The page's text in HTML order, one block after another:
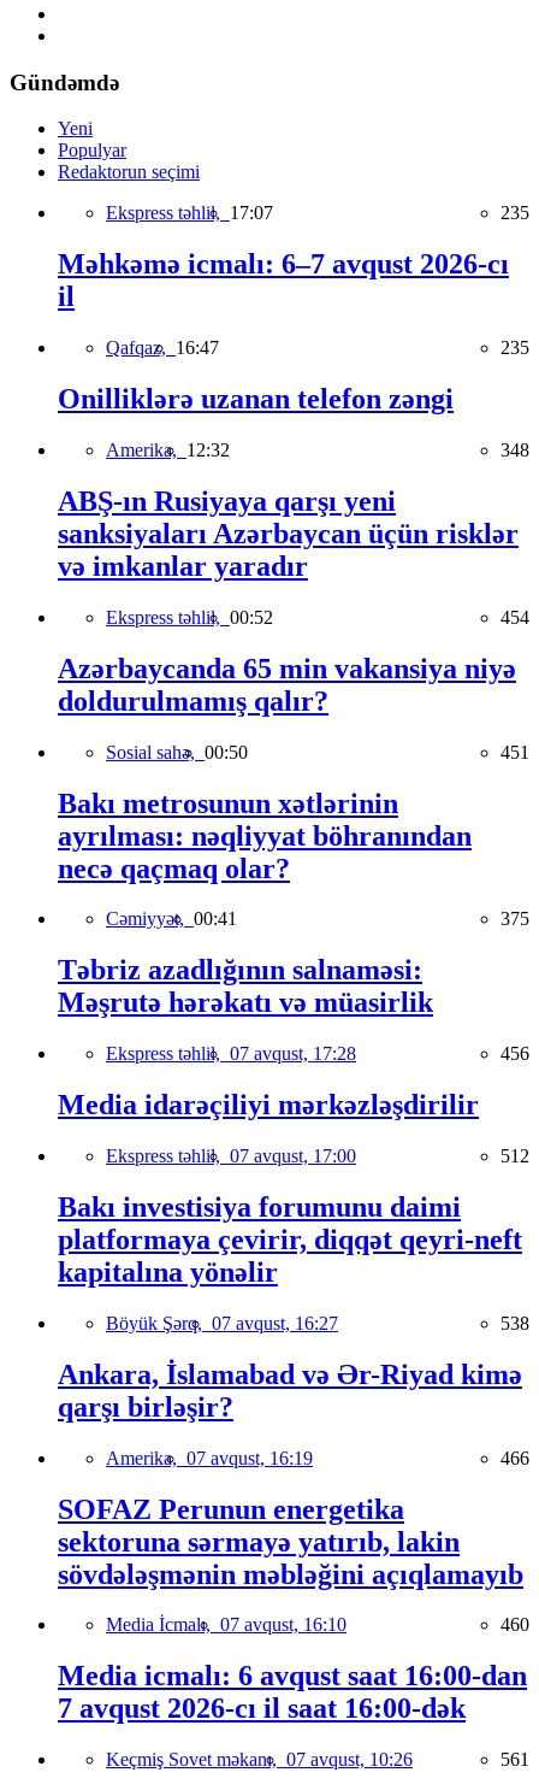
Gündəmdə
Yeni
Populyar
Redaktorun seçimi
Ekspress təhlil, 17:07 235
Məhkəmə icmalı: 6–7 avqust 2026-cı
il
Qafqaz, 16:47 235
Onilliklərə uzanan telefon zəngi
Amerika, 12:32 348
ABŞ-ın Rusiyaya qarşı yeni
sanksiyaları Azərbaycan üçün risklər
və imkanlar yaradır
Ekspress təhlil, 00:52 454
Azərbaycanda 65 min vakansiya niyə
doldurulmamış qalır?
Sosial sahə, 00:50 451
Bakı metrosunun xətlərinin
ayrılması: nəqliyyat böhranından
necə qaçmaq olar?
Cəmiyyət, 00:41 375
Təbriz azadlığının salnaməsi:
Məşrutə hərəkatı və müasirlik
Ekspress təhlil, 07 avqust, 17:28 456
Media idarəçiliyi mərkəzləşdirilir
Ekspress təhlil, 07 avqust, 17:00 512
Bakı investisiya forumunu daimi
platformaya çevirir, diqqət qeyri-neft
kapitalına yönəlir
Böyük Şərq, 07 avqust, 16:27 538
Ankara, İslamabad və Ər-Riyad kimə
qarşı birləşir?
Amerika, 07 avqust, 16:19 466
SOFAZ Perunun energetika
sektoruna sərmayə yatırıb, lakin
sövdələşmənin məbləğini açıqlamayıb
Media İcmalı, 07 avqust, 16:10 460
Media icmalı: 6 avqust saat 16:00-dan
7 avqust 2026-cı il saat 16:00-dək
Keçmiş Sovet məkanı, 07 avqust, 10:26 561